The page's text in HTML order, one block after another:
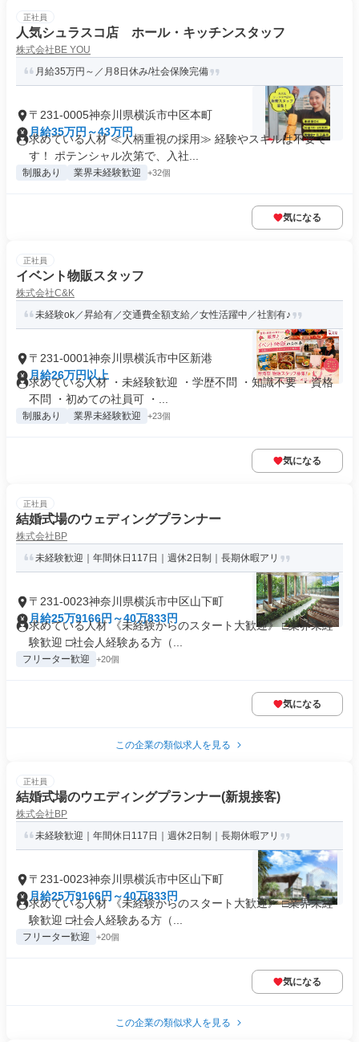
正社員
人気シュラスコ店 ホール・キッチンスタッフ
株式会社BE YOU
月給35万円～／月8日休み/社会保険完備
〒231-0005神奈川県横浜市中区本町
月給35万円～43万円
求めている人材 ≪人柄重視の採用≫ 経験やスキルは不要で
す！ ポテンシャル次第で、入社...
制服あり 業界未経験歓迎 +32個
気になる
正社員
イベント物販スタッフ
株式会社C&K
未経験ok／昇給有／交通費全額支給／女性活躍中／社割有♪
〒231-0001神奈川県横浜市中区新港
月給26万円以上
求めている人材 ・未経験歓迎 ・学歴不問 ・知識不要 ・資格
不問 ・初めての社員可 ・...
制服あり 業界未経験歓迎 +23個
気になる
正社員
結婚式場のウェディングプランナー
株式会社BP
未経験歓迎｜年間休日117日｜週休2日制｜長期休暇アリ
〒231-0023神奈川県横浜市中区山下町
月給25万9166円～40万833円
求めている人材 《未経験からのスタート大歓迎》 □業界未経
験歓迎 □社会人経験ある方（...
フリーター歓迎 +20個
気になる
この企業の類似求人を見る
正社員
結婚式場のウエディングプランナー(新規接客)
株式会社BP
未経験歓迎｜年間休日117日｜週休2日制｜長期休暇アリ
〒231-0023神奈川県横浜市中区山下町
月給25万9166円～40万833円
求めている人材 《未経験からのスタート大歓迎》 □業界未経
験歓迎 □社会人経験ある方（...
フリーター歓迎 +20個
気になる
この企業の類似求人を見る